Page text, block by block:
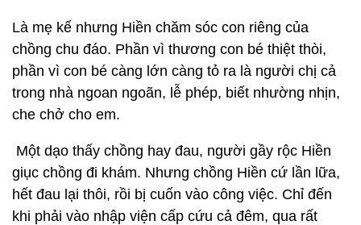
Là mẹ kế nhưng Hiền chăm sóc con riêng của
chồng chu đáo. Phần vì thương con bé thiệt thòi,
phần vì con bé càng lớn càng tỏ ra là người chị cả
trong nhà ngoan ngoãn, lễ phép, biết nhường nhịn,
che chở cho em.
Một dạo thấy chồng hay đau, người gầy rộc Hiền
giục chồng đi khám. Nhưng chồng Hiền cứ lần lữa,
hết đau lại thôi, rồi bị cuốn vào công việc. Chỉ đến
khi phải vào nhập viện cấp cứu cả đêm, qua rất